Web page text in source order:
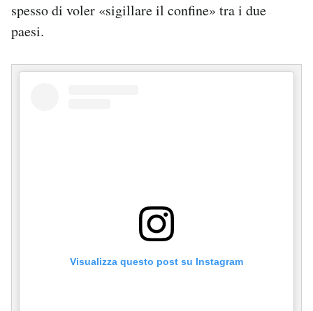
spesso di voler «sigillare il confine» tra i due
paesi.
Visualizza questo post su Instagram